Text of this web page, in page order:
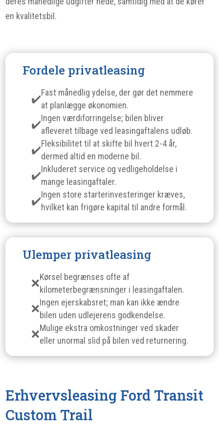
en kvalitetsbil.
Fordele privatleasing
Fast månedlig ydelse, der gør det nemmere
at planlægge økonomien.
Ingen værdiforringelse; bilen bliver
afleveret tilbage ved leasingaftalens udløb.
Fleksibilitet til at skifte bil hvert 2-4 år,
dermed altid en moderne bil.
Inkluderet service og vedligeholdelse i
mange leasingaftaler.
Ingen store starterinvesteringer kræves,
hvilket kan frigøre kapital til andre formål.
Ulemper privatleasing
Kørsel begrænses ofte af
kilometerbegrænsninger i leasingaftalen.
Ingen ejerskabsret; man kan ikke ændre
bilen uden udlejerens godkendelse.
Mulige ekstra omkostninger ved skader
eller unormal slid på bilen ved returnering.
Erhvervsleasing Ford Transit
Custom Trail